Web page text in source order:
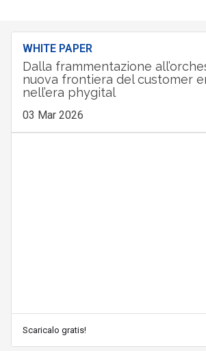
WHITE PAPER
Dalla frammentazione
nuova frontiera del customer
nell’era phygital
03 Mar 2026
Scaricalo gratis!